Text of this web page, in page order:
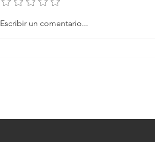
La pregunta que Colombia
debería hacerle a su
Escribir un comentario...